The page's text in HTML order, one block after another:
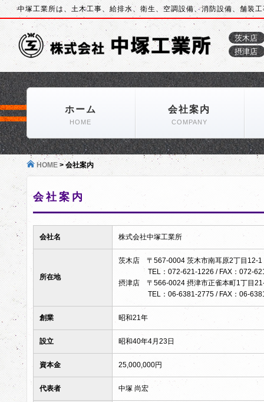
中塚工業所は、土木工事、給排水、衛生、空調設備、消防設備、舗装
茨木店
摂津店
ホーム
HOME
会社案内
COMPANY
HOME> 会社案内
会社案内
会社名 株式会社中塚工業所
所在地
茨木店 〒567-0004 茨木市南耳原2丁目12-1
TEL：072-621-1226 / FAX：072-
摂津店 〒566-0024 摂津市正雀本町1丁目
TEL：06-6381-2775 / FAX：06-
創業 昭和21年
設立 昭和40年4月23日
資本金 25,000,000円
代表者 中塚 尚宏